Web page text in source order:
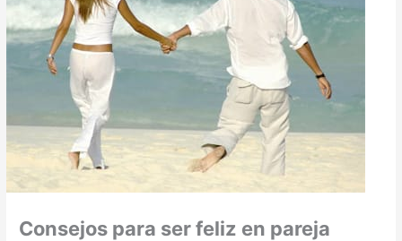
Consejos para ser feliz en pareja